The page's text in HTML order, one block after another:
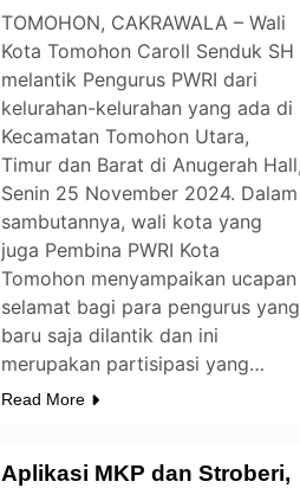
TOMOHON, CAKRAWALA – Wali
Kota Tomohon Caroll Senduk SH
melantik Pengurus PWRI dari
kelurahan-kelurahan yang ada di
Kecamatan Tomohon Utara,
Timur dan Barat di Anugerah
Senin 25 November 2024. Dalam
sambutannya, wali kota yang
juga Pembina PWRI Kota
Tomohon menyampaikan ucapan
selamat bagi para pengurus yang
baru saja dilantik dan ini
merupakan partisipasi yang…
Read More
Aplikasi MKP dan Stroberi,